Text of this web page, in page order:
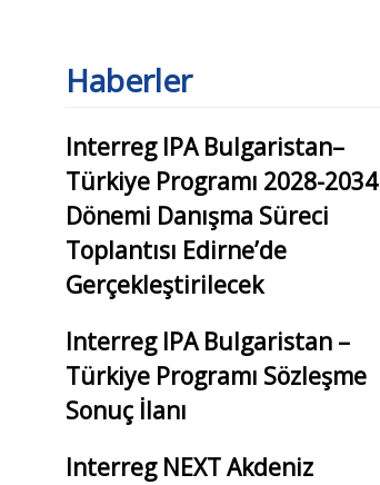
Haberler
Interreg IPA Bulgaristan–
Türkiye Programı 2028-2034
Dönemi Danışma Süreci
Toplantısı Edirne’de
Gerçekleştirilecek
Interreg IPA Bulgaristan –
Türkiye Programı Sözleşme
Sonuç İlanı
Interreg NEXT Akdeniz